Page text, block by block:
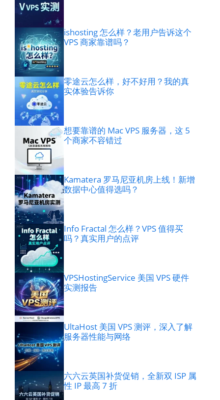
ishosting 怎么样？老用户告诉这个
VPS 商家靠谱吗？
零途云怎么样，好不好用？我的真
实体验告诉你
想要靠谱的 Mac VPS 服务器，这 5
个商家不容错过
Kamatera 罗马尼亚机房上线！新增
数据中心值得选吗？
Info Fractal 怎么样？VPS 值得买
吗？真实用户的点评
VPSHostingService 美国 VPS 硬件
实测报告
UltaHost 美国 VPS 测评，深入了解
服务器性能与网络
六六云英国补货促销，全新双 ISP 属
性 IP 最高 7 折